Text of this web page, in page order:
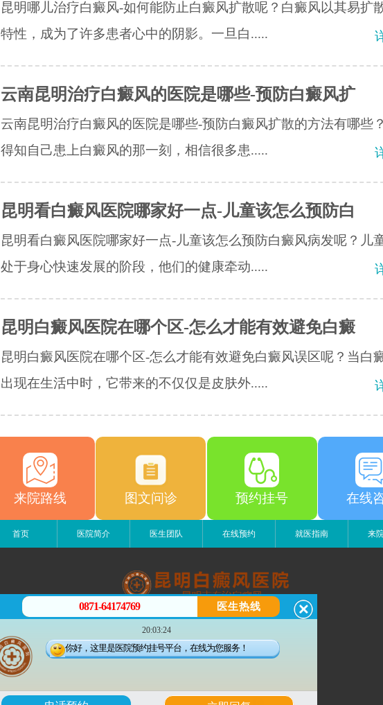
昆明哪儿治疗白癜风-如何能防止白癜风扩散呢？白癜风以其易扩
特性，成为了许多患者心中的阴影。一旦白.....
云南昆明治疗白癜风的医院是哪些-预防白癜风扩
云南昆明治疗白癜风的医院是哪些-预防白癜风扩散的方法有哪些
得知自己患上白癜风的那一刻，相信很多患.....
昆明看白癜风医院哪家好一点-儿童该怎么预防白
昆明看白癜风医院哪家好一点-儿童该怎么预防白癜风病发呢？儿
处于身心快速发展的阶段，他们的健康牵动.....
昆明白癜风医院在哪个区-怎么才能有效避免白癜
昆明白癜风医院在哪个区-怎么才能有效避免白癜风误区呢？当白
出现在生活中时，它带来的不仅仅是皮肤外.....
来院路线 图文问诊 预约挂号 在线
首页 医院简介 医生团队 在线预约 就医指南 来
昆明白癜风医院
昆明市五华区护国路2号
版权所有：昆明白癜风医院
联系电话：0871-64174769
0871-64174769 医生热线
20:03:24
你好，这里是医院预约挂号平台，在线为您服务！